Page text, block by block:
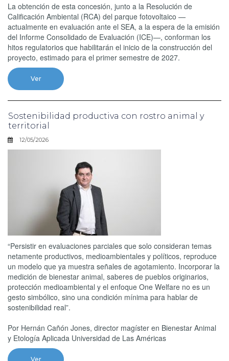
La obtención de esta concesión, junto a la Resolución de
Calificación Ambiental (RCA) del parque fotovoltaico —
actualmente en evaluación ante el SEA, a la espera de la emisión
del Informe Consolidado de Evaluación (ICE)—, conforman los
hitos regulatorios que habilitarán el inicio de la construcción del
proyecto, estimado para el primer semestre de 2027.
Ver
Sostenibilidad productiva con rostro animal y
territorial
12/05/2026
“Persistir en evaluaciones parciales que solo consideran temas
netamente productivos, medioambientales y políticos, reproduce
un modelo que ya muestra señales de agotamiento. Incorporar la
medición de bienestar animal, saberes de pueblos originarios,
protección medioambiental y el enfoque One Welfare no es un
gesto simbólico, sino una condición mínima para hablar de
sostenibilidad real”.
Por Hernán Cañón Jones, director magíster en Bienestar Animal
y Etología Aplicada Universidad de Las Américas
Ver